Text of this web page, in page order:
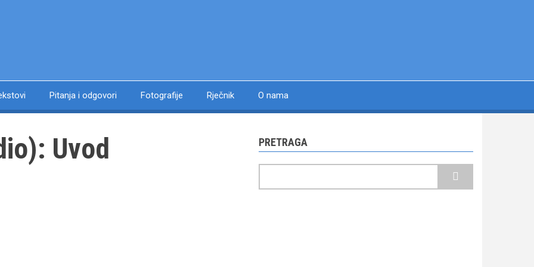
Pitanja i odgovori Fotografije Rječnik O nama
Uvod PRETRAGA